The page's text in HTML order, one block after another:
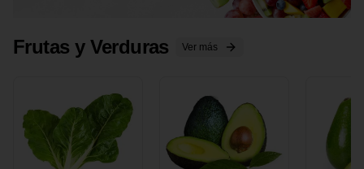
Frutas y Verduras Ver más